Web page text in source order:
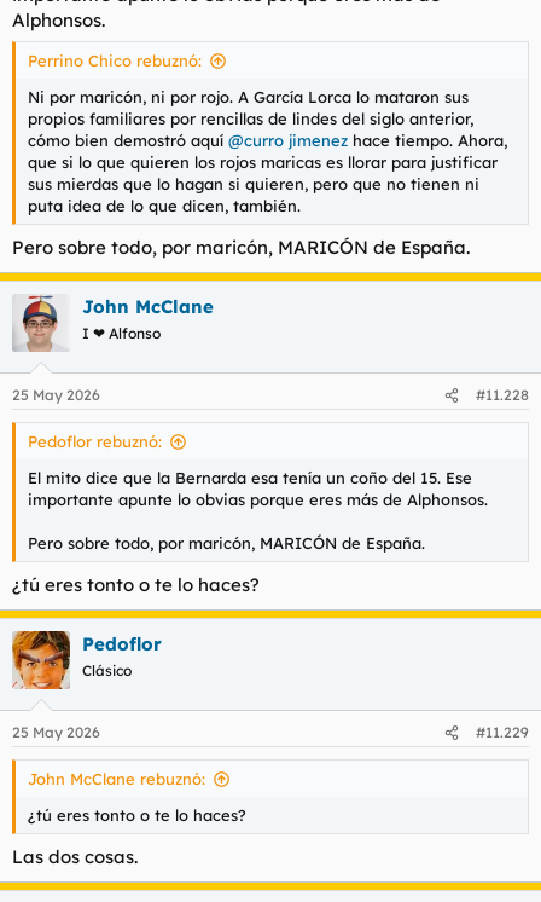
Alphonsos.
Perrino Chico rebuznó:
Ni por maricón, ni por rojo. A García Lorca lo mataron sus
propios familiares por rencillas de lindes del siglo anterior,
cómo bien demostró aquí @curro jimenez hace tiempo. Ahora,
que si lo que quieren los rojos maricas es llorar para justificar
sus mierdas que lo hagan si quieren, pero que no tienen ni
puta idea de lo que dicen, también.
Pero sobre todo, por maricón, MARICÓN de España.
John McClane
I ❤ Alfonso
25 May 2026 #11.228
Pedoflor rebuznó:
El mito dice que la Bernarda esa tenía un coño del 15. Ese
importante apunte lo obvias porque eres más de Alphonsos.
Pero sobre todo, por maricón, MARICÓN de España.
¿tú eres tonto o te lo haces?
Pedoflor
Clásico
25 May 2026 #11.229
John McClane rebuznó:
¿tú eres tonto o te lo haces?
Las dos cosas.